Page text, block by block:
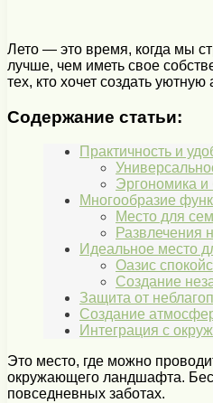
Лето — это время, когда мы
лучше, чем иметь свое
тех, кто хочет создать
Содержание статьи:
Практичность и
Эргономика и
Многообразие
Место для
Развлечения
Идеальное место
Оазис
Создание
Защита от
Создание
Интеграция с
Это место, где можно
окружающего ландшафта.
повседневных заботах.